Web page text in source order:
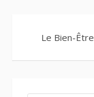
Le Bien-